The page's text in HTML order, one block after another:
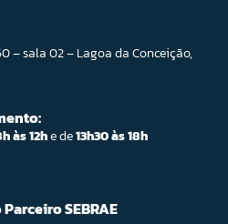
– sala 02 – Lagoa da Conceição,
às 12he de13h30 às 18h
SEBRAE